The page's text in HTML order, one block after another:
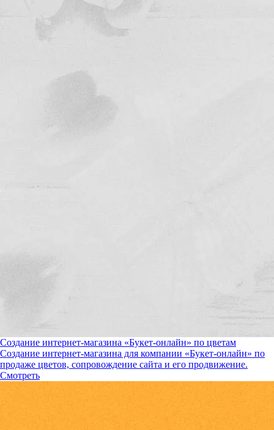
Создание интернет-магазина «Букет-онлайн» по цветам
Создание интернет-магазина для компании «Букет-онлайн» по
продаже цветов, сопровождение сайта и его продвижение.
Смотреть